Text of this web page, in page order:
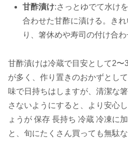
甘酢漬け:さっとゆでて水け
合わせた甘酢に漬ける。き
り、箸休めや寿司の付け合わ
甘酢漬けは冷蔵で目安として2〜
が多く、作り置きのおかずとし
味で日持ちはしますが、清潔な
さないようにすると、より安心
ょうが 保存 長持ち 冷蔵 冷凍に
と、旬にたくさん買っても無駄